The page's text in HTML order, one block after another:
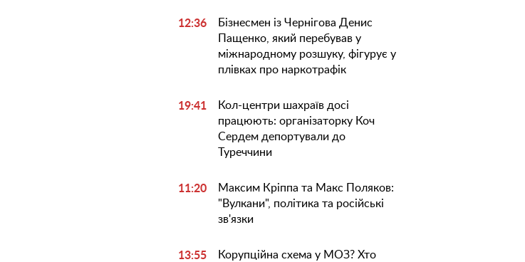
12:36
Бізнесмен із Чернігова Денис
Пащенко, який перебував у
міжнародному розшуку, фігурує у
плівках про наркотрафік
19:41
Кол-центри шахраїв досі
працюють: організаторку Коч
Сердем депортували до
Туреччини
11:20
Максим Кріппа та Макс Поляков:
"Вулкани", політика та російські
зв'язки
13:55
Корупційна схема у МОЗ? Хто